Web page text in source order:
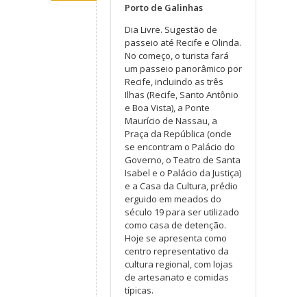
Porto de Galinhas
Dia Livre. Sugestão de
passeio até Recife e Olinda.
No começo, o turista fará
um passeio panorâmico por
Recife, incluindo as três
Ilhas (Recife, Santo Antônio
e Boa Vista), a Ponte
Maurício de Nassau, a
Praça da República (onde
se encontram o Palácio do
Governo, o Teatro de Santa
Isabel e o Palácio da Justiça)
e a Casa da Cultura, prédio
erguido em meados do
século 19 para ser utilizado
como casa de detenção.
Hoje se apresenta como
centro representativo da
cultura regional, com lojas
de artesanato e comidas
típicas.